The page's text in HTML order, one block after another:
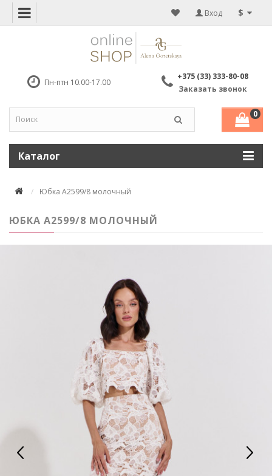
$
Вход
Пн-птн 10.00-17.00
+375 (33) 333-80-08
Заказать звонок
0
Каталог
Юбка А2599/8 молочный
ЮБКА А2599/8 МОЛОЧНЫЙ